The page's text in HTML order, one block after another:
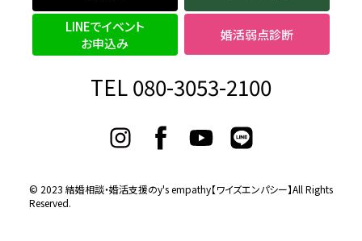
LINEでイベント
お申込み
婚活弱点診断
TEL 080-3053-2100
© 2023 結婚相談・婚活支援のy's empathy【ワイズエンパシー】All Rights
Reserved.